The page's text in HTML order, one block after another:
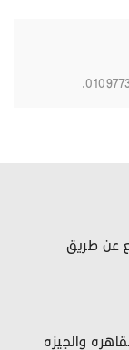
عن طريق
والجيزه